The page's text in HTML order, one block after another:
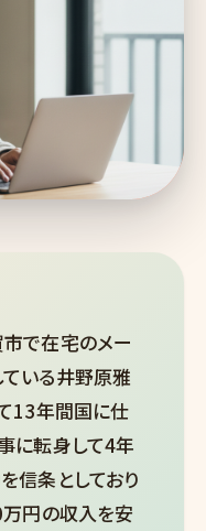
で在宅のメー
いる井野原雅
13年間国に仕
に転身して4年
信条としており
万円の収入を安